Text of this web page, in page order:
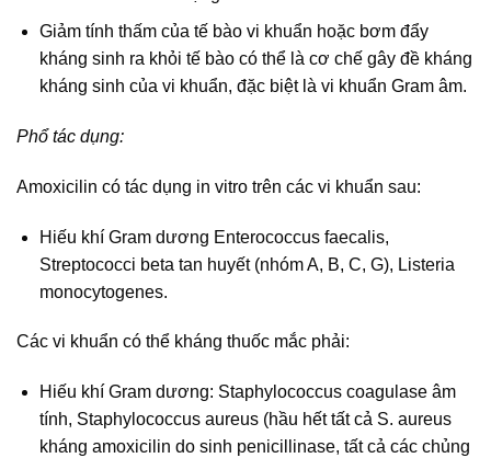
Giảm tính thấm của tế bào vi khuẩn hoặc bơm đẩy
kháng sinh ra khỏi tế bào có thể là cơ chế gây đề kháng
kháng sinh của vi khuẩn, đặc biệt là vi khuẩn Gram âm.
Phổ tác dụng:
Amoxicilin có tác dụng in vitro trên các vi khuẩn sau:
Hiếu khí Gram dương Enterococcus faecalis,
Streptococci beta tan huyết (nhóm A, B, C, G), Listeria
monocytogenes.
Các vi khuẩn có thể kháng thuốc mắc phải:
Hiếu khí Gram dương: Staphylococcus coagulase âm
tính, Staphylococcus aureus (hầu hết tất cả S. aureus
kháng amoxicilin do sinh penicillinase, tất cả các chủng